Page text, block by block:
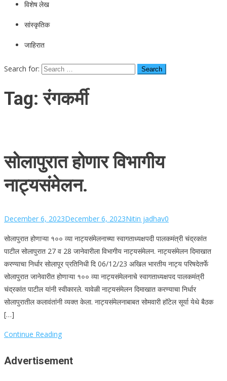
विशेष लेख
सांस्कृतिक
जाहिरात
Search for:
Tag:रंगकर्मी
सोलापुरात होणार विभागीय
नाट्यसंमेलन.
December 6, 2023December 6, 2023Nitin jadhav0
सोलापुरात होणाऱ्या १०० व्या नाट्यसंमेलनाच्या स्वागताध्यक्षपदी पालकमंत्री चंद्रकांत
पाटील सोलापुरात 27 व 28 जानेवारीला विभागीय नाट्यसंमेलन. नाट्यसंमेलन दिमाखात
करण्याचा निर्धार सोलापूर प्रतिनिधी दि 06/12/23 अखिल भारतीय नाट्य परिषदेतर्फे
सोलापुरात जानेवारीत होणाऱ्या १०० व्या नाट्यसंमेलनाचे स्वागताध्यक्षपद पालकमंत्री
चंद्रकांत पाटील यांनी स्वीकारले. यावेळी नाट्यसंमेलन दिमाखात करण्याचा निर्धार
सोलापुरातील कलावंतांनी व्यक्त केला. नाट्यसंमेलनाबाबत सोमवारी हॉटेल सूर्या येथे बैठक
[…]
Continue Reading
Advertisement